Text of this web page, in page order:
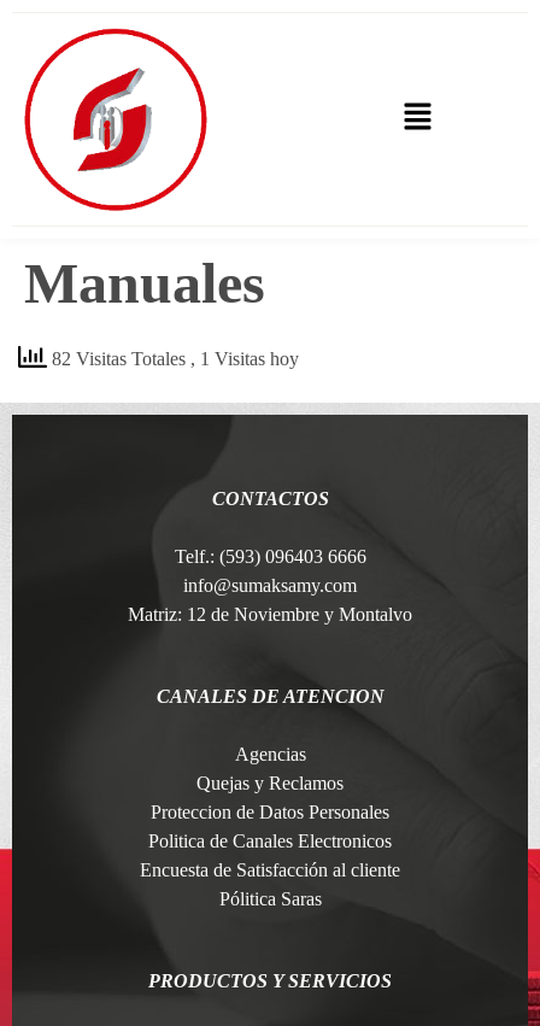
Manuales
82 Visitas Totales , 1 Visitas hoy
CONTACTOS
Telf.: (593) 096403 6666
info@sumaksamy.com
Matriz: 12 de Noviembre y Montalvo
CANALES DE ATENCION
Agencias
Quejas y Reclamos
Proteccion de Datos Personales
Politica de Canales Electronicos
Encuesta de Satisfacción al cliente
Pólitica Saras
PRODUCTOS Y SERVICIOS